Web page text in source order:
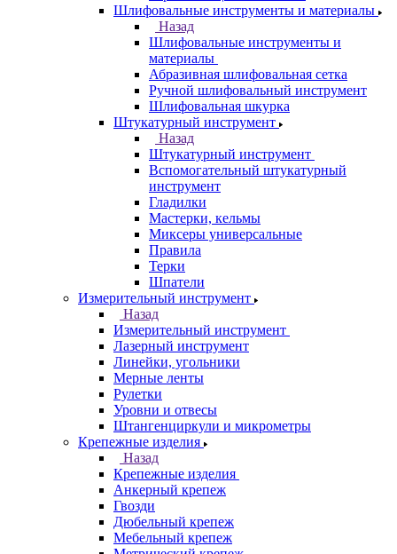
Шлифовальные инструменты и материалы
Назад
Шлифовальные инструменты и
материалы
Абразивная шлифовальная сетка
Ручной шлифовальный инструмент
Шлифовальная шкурка
Штукатурный инструмент
Назад
Штукатурный инструмент
Вспомогательный штукатурный
инструмент
Гладилки
Мастерки, кельмы
Миксеры универсальные
Правила
Терки
Шпатели
Измерительный инструмент
Назад
Измерительный инструмент
Лазерный инструмент
Линейки, угольники
Мерные ленты
Рулетки
Уровни и отвесы
Штангенциркули и микрометры
Крепежные изделия
Назад
Крепежные изделия
Анкерный крепеж
Гвозди
Дюбельный крепеж
Мебельный крепеж